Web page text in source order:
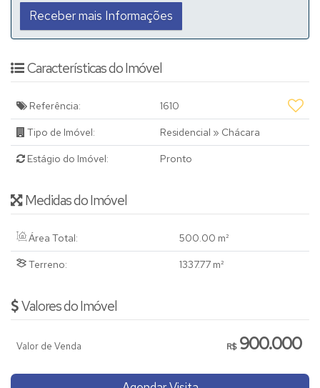
Características do Imóvel
Referência: 1610
Tipo de Imóvel: Residencial » Chácara
Estágio do Imóvel: Pronto
Medidas do Imóvel
Área Total: 500.00 m²
Terreno: 1337.77 m²
Valores do Imóvel
R$900.000
Valor de Venda